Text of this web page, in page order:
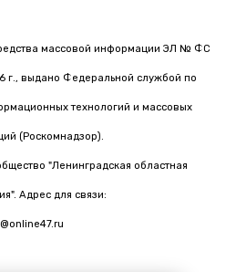
массовой информации ЭЛ № ФС
г., выдано Федеральной службой по
технологий и массовых
(Роскомнадзор).
"Ленинградская областная
Адрес для связи: